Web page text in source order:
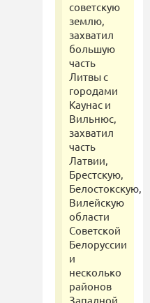
советскую
землю,
захватил
большую
часть
Литвы с
городами
Каунас и
Вильнюс,
захватил
часть
Латвии,
Брестскую,
Белостокскую,
Вилейскую
области
Советской
Белоруссии
и
несколько
районов
Западной